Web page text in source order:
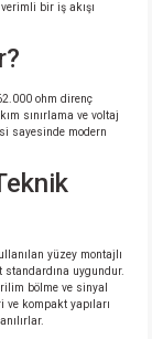
bir iş akışı
ohm direnç
sınırlama ve voltaj
sayesinde modern
yüzey montajlı
uygundur.
bölme ve sinyal
kompakt yapıları